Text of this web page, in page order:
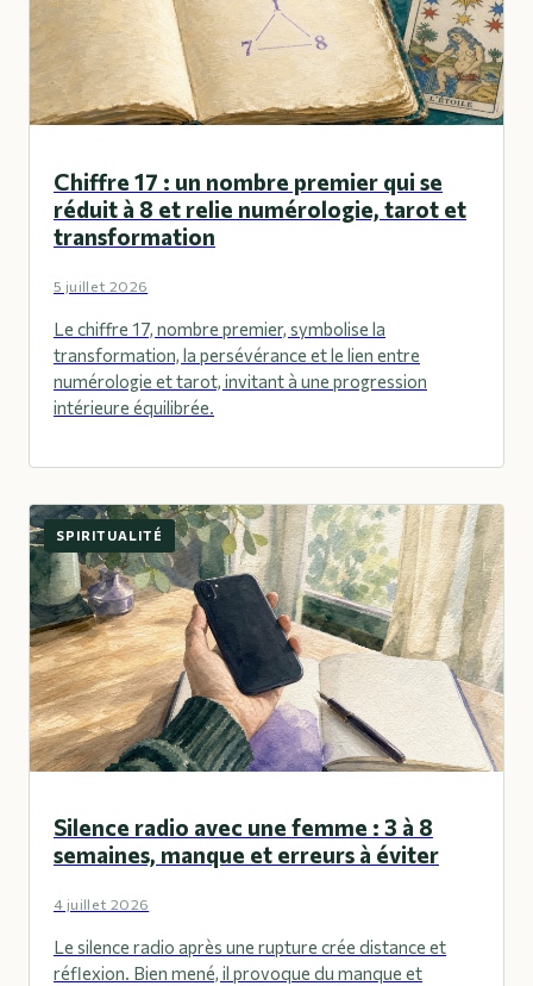
Chiffre 17 : un nombre premier qui se
réduit à 8 et relie numérologie, tarot et
transformation
5 juillet 2026
Le chiffre 17, nombre premier, symbolise la
transformation, la persévérance et le lien entre
numérologie et tarot, invitant à une progression
intérieure équilibrée.
SPIRITUALITÉ
Silence radio avec une femme : 3 à 8
semaines, manque et erreurs à éviter
4 juillet 2026
Le silence radio après une rupture crée distance et
réflexion. Bien mené, il provoque du manque et